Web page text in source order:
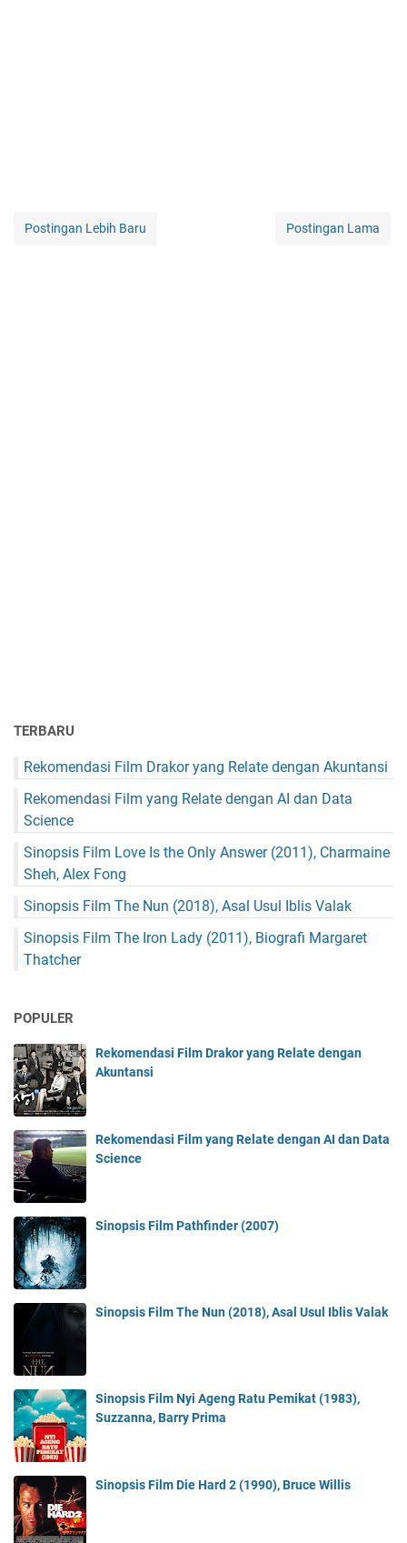
Postingan Lebih Baru Postingan Lama
TERBARU
Rekomendasi Film Drakor yang Relate dengan Akuntansi
Rekomendasi Film yang Relate dengan AI dan Data
Science
Sinopsis Film Love Is the Only Answer (2011), Charmaine
Sheh, Alex Fong
Sinopsis Film The Nun (2018), Asal Usul Iblis Valak
Sinopsis Film The Iron Lady (2011), Biografi Margaret
Thatcher
POPULER
Rekomendasi Film Drakor yang Relate dengan
Akuntansi
Rekomendasi Film yang Relate dengan AI dan Data
Science
Sinopsis Film Pathfinder (2007)
Sinopsis Film The Nun (2018), Asal Usul Iblis Valak
Sinopsis Film Nyi Ageng Ratu Pemikat (1983),
Suzzanna, Barry Prima
Sinopsis Film Die Hard 2 (1990), Bruce Willis